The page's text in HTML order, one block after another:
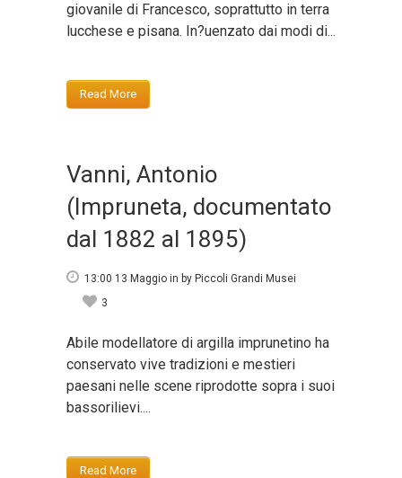
giovanile di Francesco, soprattutto in terra
lucchese e pisana. In?uenzato dai modi di...
Read More
Vanni, Antonio
(Impruneta, documentato
dal 1882 al 1895)
13:00 13 Maggio in by Piccoli Grandi Musei
3
Abile modellatore di argilla imprunetino ha
conservato vive tradizioni e mestieri
paesani nelle scene riprodotte sopra i suoi
bassorilievi....
Read More